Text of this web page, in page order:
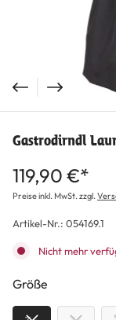
Gastrodirndl
119,90 €*
Preise inkl. MwSt. zzgl.
Artikel-Nr.: 054169.1
Nicht mehr
Größe